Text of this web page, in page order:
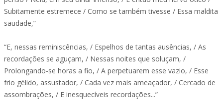
Subitamente estremece / Como se também tivesse / Essa maldita
saudade,”
“E, nessas reminiscências, / Espelhos de tantas ausências, / As
recordações se aguçam, / Nessas noites que soluçam, /
Prolongando-se horas a fio, / A perpetuarem esse vazio, / Esse
frio gélido, assustador, / Cada vez mais ameaçador, / Cercado de
assombrações, / E inesquecíveis recordações...”